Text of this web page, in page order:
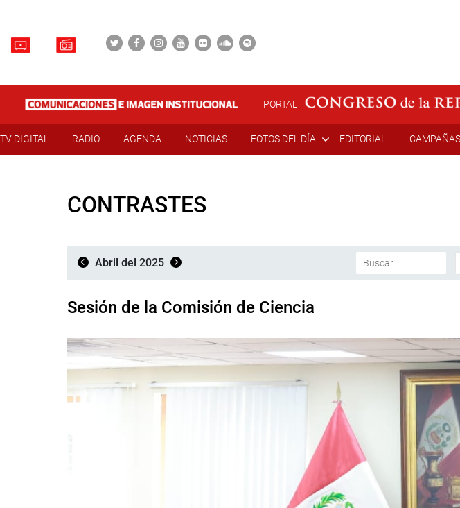
PORTAL
TV DIGITAL RADIO AGENDA NOTICIAS FOTOS DEL DÍA EDITORIAL CAMPAÑAS
CONTRASTES
Abril del 2025
Sesión de la Comisión de Ciencia